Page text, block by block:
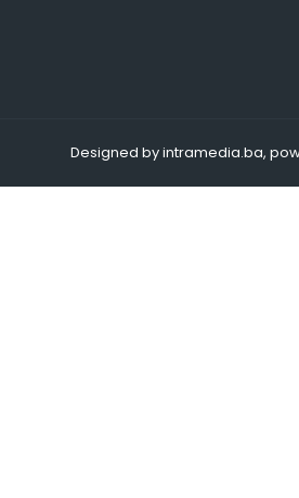
Designed by intramedia.ba,